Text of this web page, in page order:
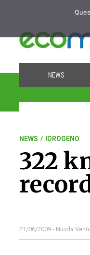
NEWS
NEWS / IDROGENO
322
21/06/2009 - Nicola